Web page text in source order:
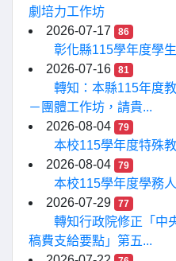
劇培力工作坊
2026-07-17
86
彰化縣115學年度學
2026-07-16
81
轉知：本縣115年度
－團體工作坊，請貴...
2026-08-04
79
本校115學年度特殊
2026-08-04
79
本校115學年度學務
2026-07-29
77
轉知行政院修正「中
稿費支給要點」第五...